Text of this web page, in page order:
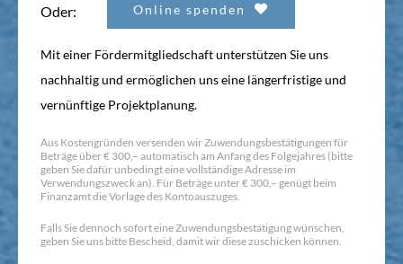
Oder: Online spenden
Mit einer Fördermitgliedschaft unterstützen Sie uns
nachhaltig und ermöglichen uns eine längerfristige und
vernünftige Projektplanung.
Aus Kostengründen versenden wir Zuwendungsbestätigungen für
Beträge über € 300,– automatisch am Anfang des Folgejahres (bitte
geben Sie dafür unbedingt eine vollständige Adresse im
Verwendungszweck an). Für Beträge unter € 300,– genügt beim
Finanzamt die Vorlage des Kontoauszuges.
Falls Sie dennoch sofort eine Zuwendungsbestätigung wünschen,
geben Sie uns bitte Bescheid, damit wir diese zuschicken können.